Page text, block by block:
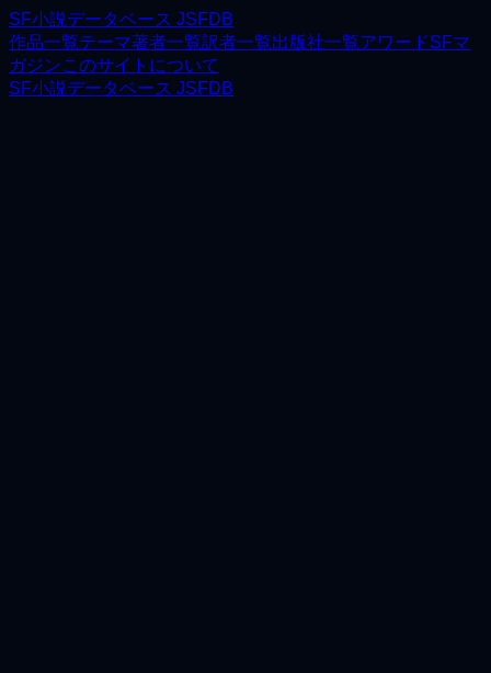
SF小説データベース JSFDB
作品一覧テーマ著者一覧訳者一覧出版社一覧アワードSFマ
ガジンこのサイトについて
SF小説データベース JSFDB